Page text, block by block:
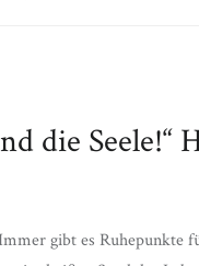
die Seele!“
gibt es Ruhepunkte